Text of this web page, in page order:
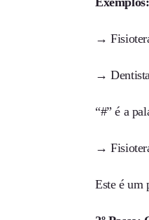
→
→
“#” é a
→
Este é um